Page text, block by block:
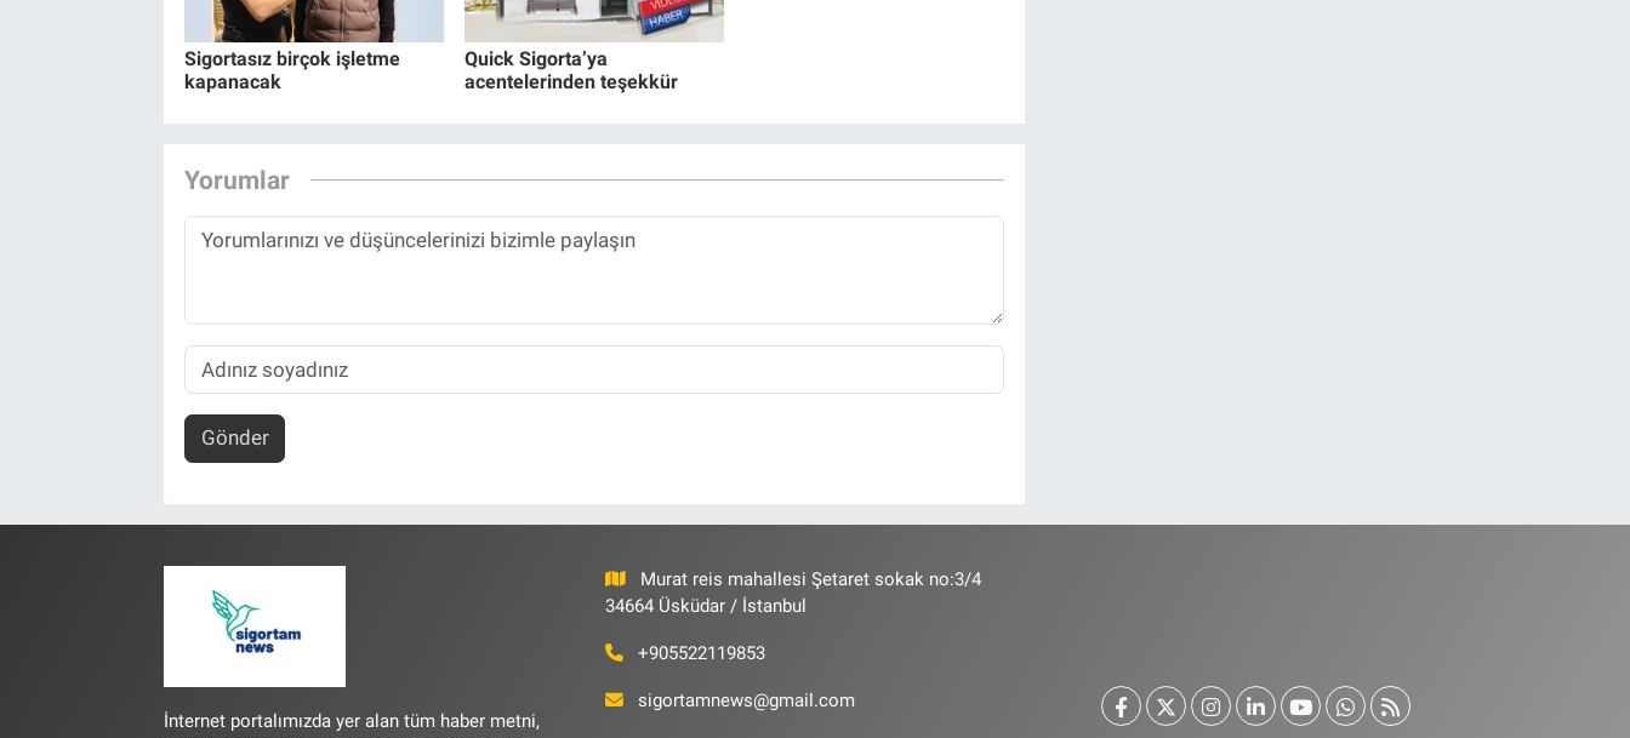
Sigortasız birçok işletme
kapanacak
Quick Sigorta’ya
acentelerinden teşekkür
Yorumlar
Gönder
İnternet portalımızda yer alan tüm haber metni,
Murat reis mahallesi Şetaret sokak no:3/4
34664 Üsküdar / İstanbul
+905522119853
sigortamnews@gmail.com